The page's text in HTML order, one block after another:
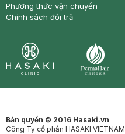
Phương thức vận chuyển
Chính sách đổi trả
Bản quyền © 2016 Hasaki.vn
Công Ty cổ phần HASAKI VIETNAM